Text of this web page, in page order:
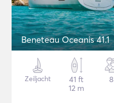
Beneteau Oceanis 41.1
Zeiljacht
41 ft
12 m
8